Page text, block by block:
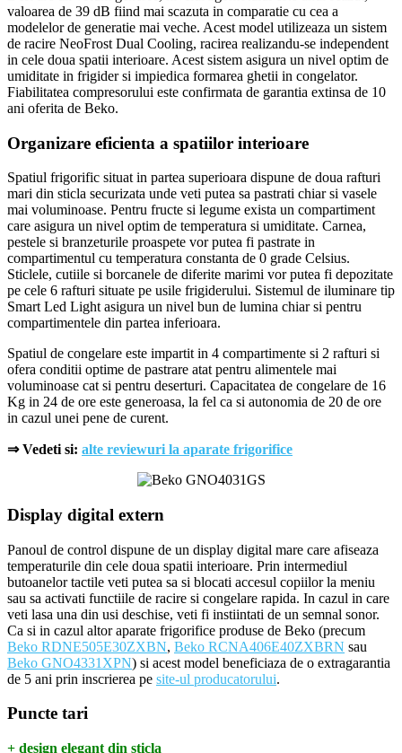
valoarea de 39 dB fiind mai scazuta in comparatie cu cea a
modelelor de generatie mai veche. Acest model utilizeaza un sistem
de racire NeoFrost Dual Cooling, racirea realizandu-se independent
in cele doua spatii interioare. Acest sistem asigura un nivel optim de
umiditate in frigider si impiedica formarea ghetii in congelator.
Fiabilitatea compresorului este confirmata de garantia extinsa de 10
ani oferita de Beko.
Organizare eficienta a spatiilor interioare
Spatiul frigorific situat in partea superioara dispune de doua rafturi
mari din sticla securizata unde veti putea sa pastrati chiar si vasele
mai voluminoase. Pentru fructe si legume exista un compartiment
care asigura un nivel optim de temperatura si umiditate. Carnea,
pestele si branzeturile proaspete vor putea fi pastrate in
compartimentul cu temperatura constanta de 0 grade Celsius.
Sticlele, cutiile si borcanele de diferite marimi vor putea fi depozitate
pe cele 6 rafturi situate pe usile frigiderului. Sistemul de iluminare tip
Smart Led Light asigura un nivel bun de lumina chiar si pentru
compartimentele din partea inferioara.
Spatiul de congelare este impartit in 4 compartimente si 2 rafturi si
ofera conditii optime de pastrare atat pentru alimentele mai
voluminoase cat si pentru deserturi. Capacitatea de congelare de 16
Kg in 24 de ore este generoasa, la fel ca si autonomia de 20 de ore
in cazul unei pene de curent.
⇒ Vedeti si: alte reviewuri la aparate frigorifice
Display digital extern
Panoul de control dispune de un display digital mare care afiseaza
temperaturile din cele doua spatii interioare. Prin intermediul
butoanelor tactile veti putea sa si blocati accesul copiilor la meniu
sau sa activati functiile de racire si congelare rapida. In cazul in care
veti lasa una din usi deschise, veti fi instiintati de un semnal sonor.
Ca si in cazul altor aparate frigorifice produse de Beko (precum
Beko RDNE505E30ZXBN, Beko RCNA406E40ZXBRN sau
Beko GNO4331XPN) si acest model beneficiaza de o extragarantia
de 5 ani prin inscrierea pe site-ul producatorului.
Puncte tari
+ design elegant din sticla